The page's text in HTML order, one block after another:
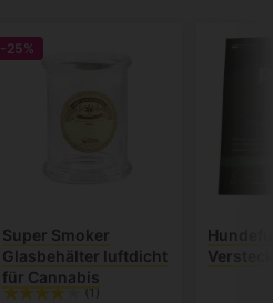
-25%
Super Smoker
Glasbehälter luftdicht
für Cannabis
(1)